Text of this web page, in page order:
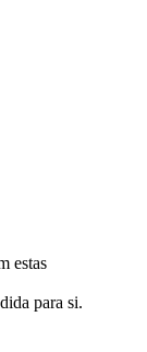
estas
para si.